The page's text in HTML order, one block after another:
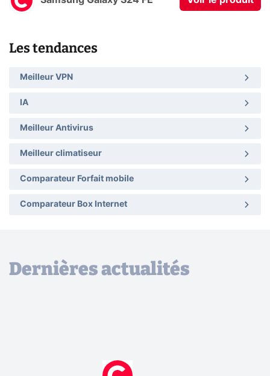
Les tendances
Meilleur VPN
IA
Meilleur Antivirus
Meilleur climatiseur
Comparateur Forfait mobile
Comparateur Box Internet
Dernières actualités